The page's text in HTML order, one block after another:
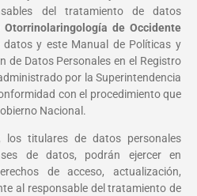
del tratamiento de datos
de Occidente
y este Manual de Políticas y
de Datos Personales en el Registro
por la Superintendencia
con el procedimiento que
Nacional.
los titulares de datos personales
de datos, podrán ejercer en
de acceso, actualización,
al responsable del tratamiento de